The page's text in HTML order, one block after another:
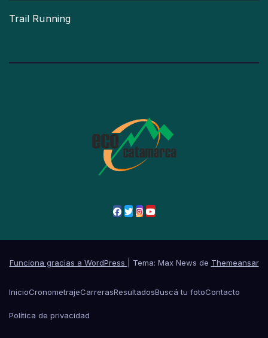
Trail Running
Funciona gracias a WordPress Tema: Max News de Themeansar
InicioCronometrajeCarrerasResultadosBuscá tu fotoContacto
Política de privacidad